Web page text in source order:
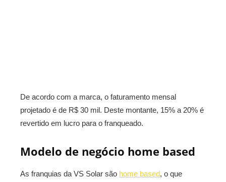
De acordo com a marca, o faturamento mensal
projetado é de R$ 30 mil. Deste montante, 15% a 20% é
revertido em lucro para o franqueado.
Modelo de negócio home based
As franquias da VS Solar são home based, o que